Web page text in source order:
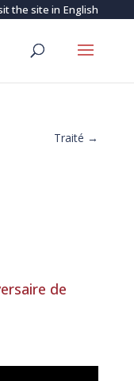
the site in English
Traité →
de